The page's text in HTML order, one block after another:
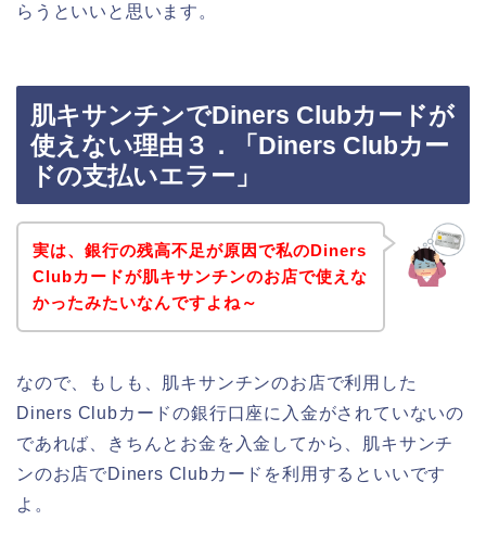
らうといいと思います。
肌キサンチンでDiners Clubカードが
使えない理由３．「Diners Clubカー
ドの支払いエラー」
実は、銀行の残高不足が原因で私のDiners
Clubカードが肌キサンチンのお店で使えな
かったみたいなんですよね～
なので、もしも、肌キサンチンのお店で利用した
Diners Clubカードの銀行口座に入金がされていないの
であれば、きちんとお金を入金してから、肌キサンチ
ンのお店でDiners Clubカードを利用するといいです
よ。